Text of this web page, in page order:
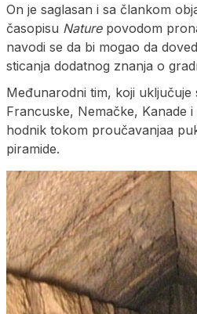
On je saglasan i sa člankom
časopisu Naturepovodom
navodi se da bi mogao da
sticanja dodatnog znanja o
Međunarodni tim, koji uključuje
Francuske, Nemačke, Kanade
hodnik tokom proučavanjaa
piramide.